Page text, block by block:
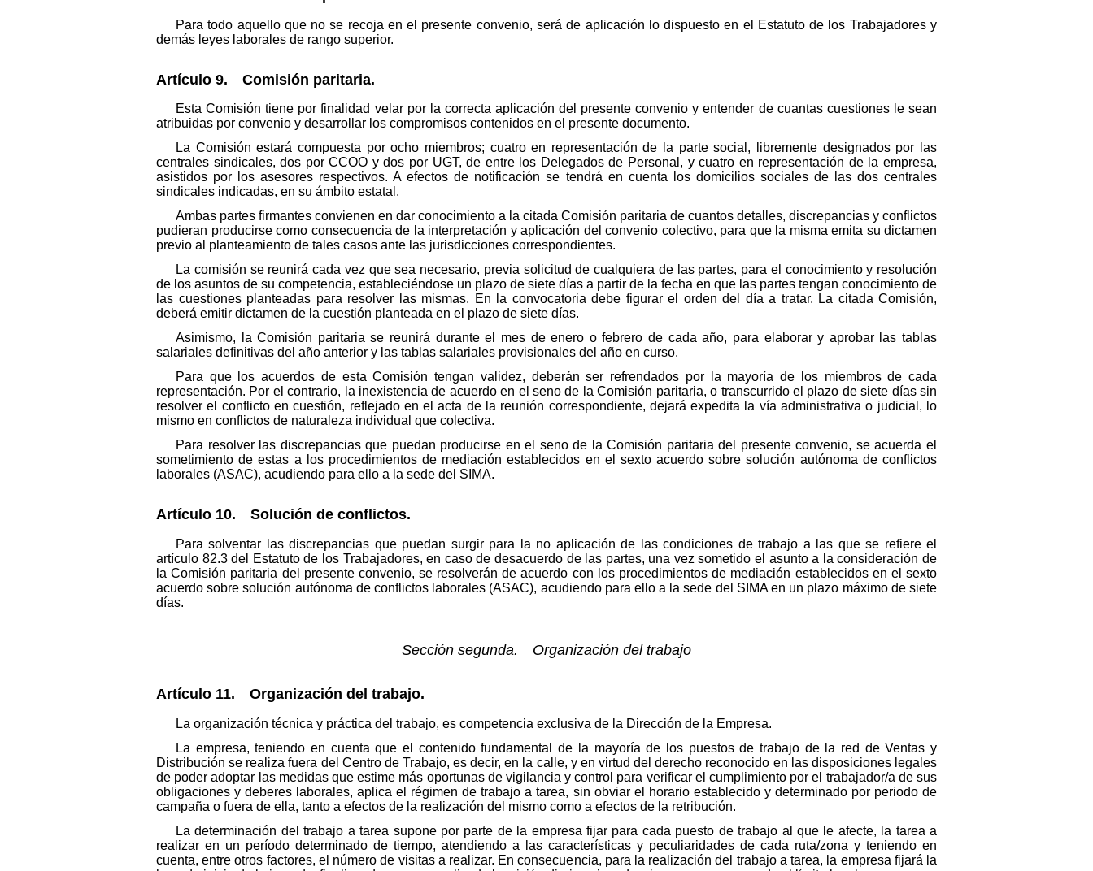
Para todo aquello que no se recoja en el presente convenio, será de aplicación lo dispuesto en el Estatuto de los Trabajadores y
demás leyes laborales de rango superior.
Artículo 9. Comisión paritaria.
Esta Comisión tiene por finalidad velar por la correcta aplicación del presente convenio y entender de cuantas cuestiones le sean
atribuidas por convenio y desarrollar los compromisos contenidos en el presente documento.
La Comisión estará compuesta por ocho miembros; cuatro en representación de la parte social, libremente designados por las
centrales sindicales, dos por CCOO y dos por UGT, de entre los Delegados de Personal, y cuatro en representación de la empresa,
asistidos por los asesores respectivos. A efectos de notificación se tendrá en cuenta los domicilios sociales de las dos centrales
sindicales indicadas, en su ámbito estatal.
Ambas partes firmantes convienen en dar conocimiento a la citada Comisión paritaria de cuantos detalles, discrepancias y conflictos
pudieran producirse como consecuencia de la interpretación y aplicación del convenio colectivo, para que la misma emita su dictamen
previo al planteamiento de tales casos ante las jurisdicciones correspondientes.
La comisión se reunirá cada vez que sea necesario, previa solicitud de cualquiera de las partes, para el conocimiento y resolución
de los asuntos de su competencia, estableciéndose un plazo de siete días a partir de la fecha en que las partes tengan conocimiento de
las cuestiones planteadas para resolver las mismas. En la convocatoria debe figurar el orden del día a tratar. La citada Comisión,
deberá emitir dictamen de la cuestión planteada en el plazo de siete días.
Asimismo, la Comisión paritaria se reunirá durante el mes de enero o febrero de cada año, para elaborar y aprobar las tablas
salariales definitivas del año anterior y las tablas salariales provisionales del año en curso.
Para que los acuerdos de esta Comisión tengan validez, deberán ser refrendados por la mayoría de los miembros de cada
representación. Por el contrario, la inexistencia de acuerdo en el seno de la Comisión paritaria, o transcurrido el plazo de siete días sin
resolver el conflicto en cuestión, reflejado en el acta de la reunión correspondiente, dejará expedita la vía administrativa o judicial, lo
mismo en conflictos de naturaleza individual que colectiva.
Para resolver las discrepancias que puedan producirse en el seno de la Comisión paritaria del presente convenio, se acuerda el
sometimiento de estas a los procedimientos de mediación establecidos en el sexto acuerdo sobre solución autónoma de conflictos
laborales (ASAC), acudiendo para ello a la sede del SIMA.
Artículo 10. Solución de conflictos.
Para solventar las discrepancias que puedan surgir para la no aplicación de las condiciones de trabajo a las que se refiere el
artículo 82.3 del Estatuto de los Trabajadores, en caso de desacuerdo de las partes, una vez sometido el asunto a la consideración de
la Comisión paritaria del presente convenio, se resolverán de acuerdo con los procedimientos de mediación establecidos en el sexto
acuerdo sobre solución autónoma de conflictos laborales (ASAC), acudiendo para ello a la sede del SIMA en un plazo máximo de siete
días.
Sección segunda. Organización del trabajo
Artículo 11. Organización del trabajo.
La organización técnica y práctica del trabajo, es competencia exclusiva de la Dirección de la Empresa.
La empresa, teniendo en cuenta que el contenido fundamental de la mayoría de los puestos de trabajo de la red de Ventas y
Distribución se realiza fuera del Centro de Trabajo, es decir, en la calle, y en virtud del derecho reconocido en las disposiciones legales
de poder adoptar las medidas que estime más oportunas de vigilancia y control para verificar el cumplimiento por el trabajador/a de sus
obligaciones y deberes laborales, aplica el régimen de trabajo a tarea, sin obviar el horario establecido y determinado por periodo de
campaña o fuera de ella, tanto a efectos de la realización del mismo como a efectos de la retribución.
La determinación del trabajo a tarea supone por parte de la empresa fijar para cada puesto de trabajo al que le afecte, la tarea a
realizar en un período determinado de tiempo, atendiendo a las características y peculiaridades de cada ruta/zona y teniendo en
cuenta, entre otros factores, el número de visitas a realizar. En consecuencia, para la realización del trabajo a tarea, la empresa fijará la